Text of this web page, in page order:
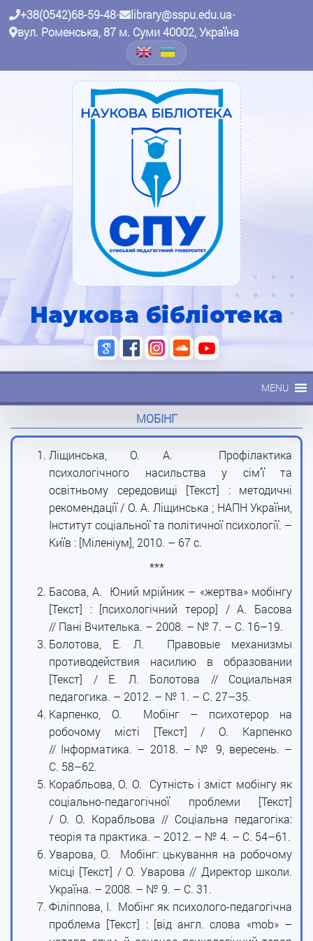
+38(0542)68-59-48• library@sspu.edu.ua•
вул. Роменська, 87 м. Суми 40002, Україна
Наукова бібліотека
MENU
МОБІНГ
Ліщинська, О. А. Профілактика
психологічного насильства у сім’ї та
освітньому середовищі [Текст] : методичні
рекомендації / О. А. Ліщинська ; НАПН України,
Інститут соціальної та політичної психології. –
Київ : [Міленіум], 2010. – 67 с.
***
Басова, А. Юний мрійник – «жертва» мобінгу
[Текст] : [психологічний терор] / А. Басова
// Пані Вчителька. – 2008. – № 7. – С. 16–19.
Болотова, Е. Л. Правовые механизмы
противодействия насилию в образовании
[Текст] / Е. Л. Болотова // Социальная
педагогика. – 2012. – № 1. – С. 27–35.
Карпенко, О. Мобінг – психотерор на
робочому місті [Текст] / О. Карпенко
// Інформатика. – 2018. – № 9, вересень. –
С. 58–62.
Корабльова, О. О. Сутність і зміст мобінгу як
соціально-педагогічної проблеми [Текст]
/ О. О. Корабльова // Соціальна педагогіка:
теорія та практика. – 2012. – № 4. – С. 54–61.
Уварова, О. Мобінг: цькування на робочому
місці [Текст] / О. Уварова // Директор школи.
Україна. – 2008. – № 9. – С. 31.
Філіппова, І. Мобінг як психолого-педагогічна
проблема [Текст] : [від англ. слова «mob» –